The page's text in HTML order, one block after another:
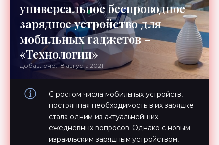
универсальное беспроводное
зарядное устройство для
мобильных гаджетов -
«Технологии»
Добавлено: 18 августа 2021
С ростом числа мобильных устройств,
постоянная необходимость в их зарядке
стала одним из актуальнейших
ежедневных вопросов. Однако с новым
израильским зарядным устройством,